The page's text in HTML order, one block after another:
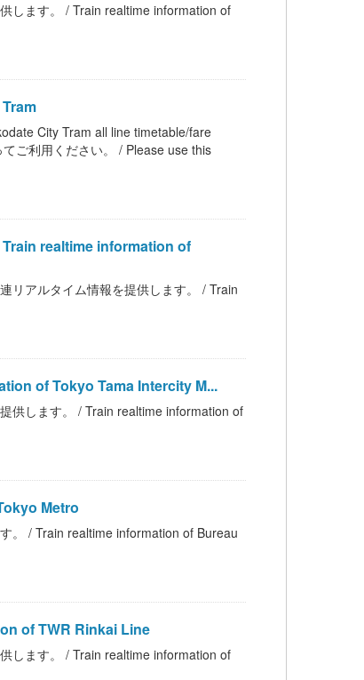
します。 / Train realtime information of
City Tram all line timetable/fare
ご利用ください。 / Please use this
Train realtime information of
リアルタイム情報を提供します。 / Train
of Tokyo Tama Intercity M...
供します。 / Train realtime information of
Metro
。 / Train realtime information of Bureau
of TWR Rinkai Line
します。 / Train realtime information of